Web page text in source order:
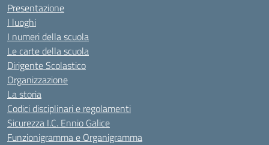
Presentazione
I luoghi
I numeri della scuola
Le carte della scuola
Dirigente Scolastico
Organizzazione
La storia
Codici disciplinari e regolamenti
Sicurezza I.C. Ennio Galice
Funzionigramma e Organigramma